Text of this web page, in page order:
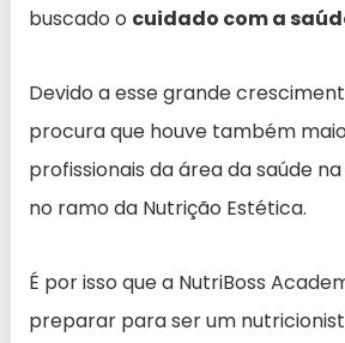
buscado o cuidado com a
Devido a esse grande
procura que houve também
profissionais da área da saúde
no ramo da Nutrição Estética.
É por isso que a NutriBoss
preparar para ser um